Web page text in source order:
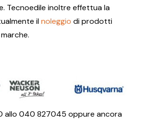
Tecnoedile inoltre effettua la
ilnoleggio di prodotti
allo 040 827045 oppure ancora